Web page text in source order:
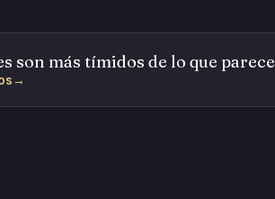
son más tímidos de lo que parece
→